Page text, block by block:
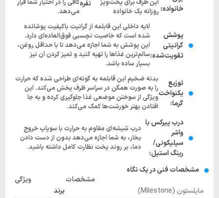
خانواده:
این ظرف برای پخت‌وپز
روزانه یک خانواده
نفرهکافی را در اختیار شما قرار
می‌دهد.
پوشش
گرانیتی
تقویت‌شده:
لایه داخلی این قابلمه از گرانیت باکیفیت پوشانده
شده است که خاصیت نچسبی فوق‌العاده‌ای دارد.
این پوشش به شما اجازه می‌دهد تا با حداقل روغن،
سالم‌ترین غذاها را تهیه کنید و تمیز کردن آن نیز
بسیار ساده باشد.
توزیع
یکنواخت
گرما:
بدنه ضخیم این قابلمه به گونه‌ای طراحی شده که حرارت
را به صورت همگن در سراسر ظرف پخش می‌کند. این
ویژگی از سوختن موضعی غذا جلوگیری کرده و به جا
افتادن بهتر خورشت‌ها کمک می‌کند.
درب پیرکس با
واشر
سیلیکونی/
رینگ استیل:
درب شیشه‌ای مقاوم به حرارت با سوپاپ خروج
بخار، به شما اجازه می‌دهد بدون از دست دادن
دما، بر روند پخت نظارت کامل داشته باشید.
مشخصات فنی در یک نگاه
ویژگی
مشخصات
برند
مایلستون (Milestone)